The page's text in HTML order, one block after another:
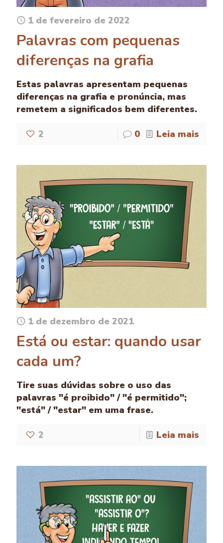
1 de fevereiro de 2022
Palavras com pequenas
diferenças na grafia
Estas palavras apresentam pequenas
diferenças na grafia e pronúncia, mas
remetem a significados bem diferentes.
2 0 Leia mais
1 de dezembro de 2021
Está ou estar: quando usar
cada um?
Tire suas dúvidas sobre o uso das
palavras "é proibido" / "é permitido";
"está" / "estar" em uma frase.
2 Leia mais